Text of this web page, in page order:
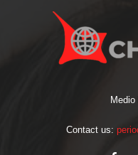
Contact us: